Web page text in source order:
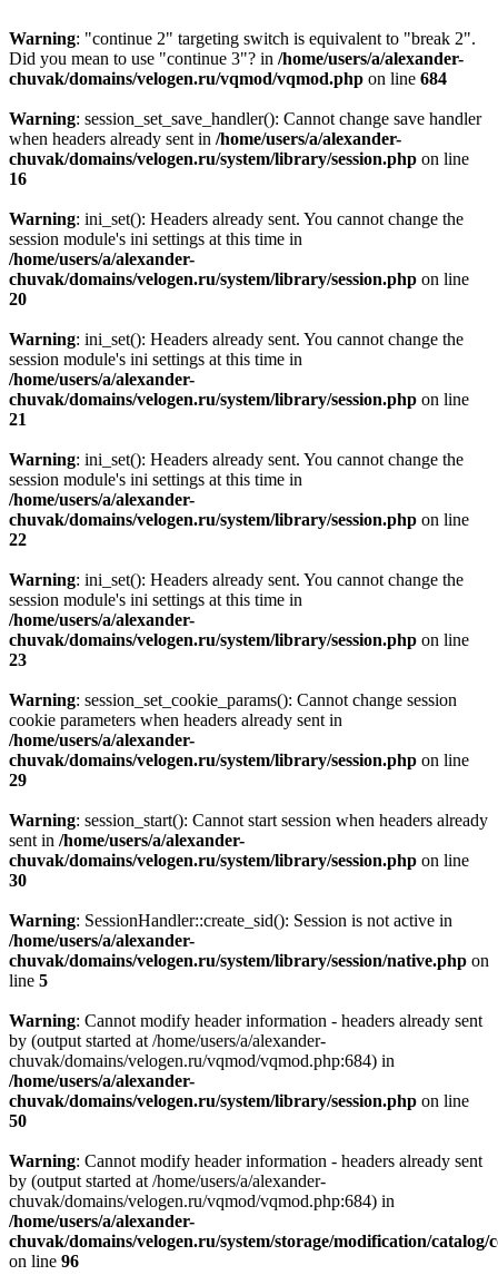
Warning: "continue 2" targeting switch is equivalent to "break 2".
Did you mean to use "continue 3"? in /home/users/a/alexander-
chuvak/domains/velogen.ru/vqmod/vqmod.php on line 684
Warning: session_set_save_handler(): Cannot change save handler
when headers already sent in /home/users/a/alexander-
chuvak/domains/velogen.ru/system/library/session.php on line
16
Warning: ini_set(): Headers already sent. You cannot change the
session module's ini settings at this time in
/home/users/a/alexander-
chuvak/domains/velogen.ru/system/library/session.php on line
20
Warning: ini_set(): Headers already sent. You cannot change the
session module's ini settings at this time in
/home/users/a/alexander-
chuvak/domains/velogen.ru/system/library/session.php on line
21
Warning: ini_set(): Headers already sent. You cannot change the
session module's ini settings at this time in
/home/users/a/alexander-
chuvak/domains/velogen.ru/system/library/session.php on line
22
Warning: ini_set(): Headers already sent. You cannot change the
session module's ini settings at this time in
/home/users/a/alexander-
chuvak/domains/velogen.ru/system/library/session.php on line
23
Warning: session_set_cookie_params(): Cannot change session
cookie parameters when headers already sent in
/home/users/a/alexander-
chuvak/domains/velogen.ru/system/library/session.php on line
29
Warning: session_start(): Cannot start session when headers already
sent in /home/users/a/alexander-
chuvak/domains/velogen.ru/system/library/session.php on line
30
Warning: SessionHandler::create_sid(): Session is not active in
/home/users/a/alexander-
chuvak/domains/velogen.ru/system/library/session/native.php on
line 5
Warning: Cannot modify header information - headers already sent
by (output started at /home/users/a/alexander-
chuvak/domains/velogen.ru/vqmod/vqmod.php:684) in
/home/users/a/alexander-
chuvak/domains/velogen.ru/system/library/session.php on line
50
Warning: Cannot modify header information - headers already sent
by (output started at /home/users/a/alexander-
chuvak/domains/velogen.ru/vqmod/vqmod.php:684) in
/home/users/a/alexander-
chuvak/domains/velogen.ru/system/storage/modification/
on line 96